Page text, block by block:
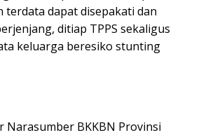
terdata dapat disepakati dan
ditiap TPPS sekaligus
keluarga beresiko stunting
Narasumber BKKBN Provinsi